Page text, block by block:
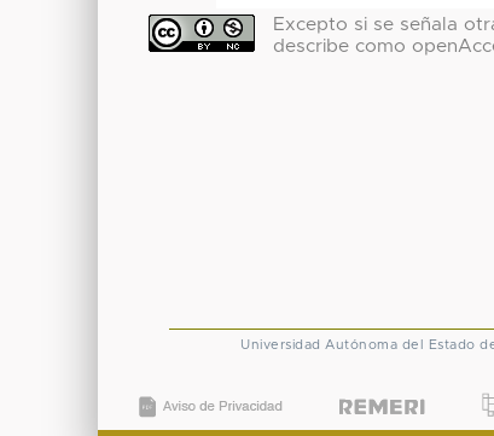
Excepto si se señala
describe como
Universidad Autónoma del Estado